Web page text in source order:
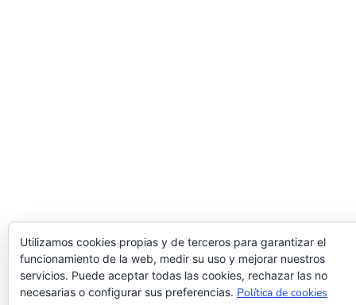
Utilizamos cookies propias y de terceros para garantizar el
funcionamiento de la web, medir su uso y mejorar nuestros
servicios. Puede aceptar todas las cookies, rechazar las no
necesarias o configurar sus preferencias. Política de cookies